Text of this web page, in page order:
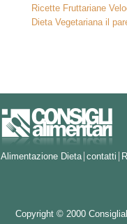
Ricette Fruttariane
Dieta Vegetariana il
Alimentazione Dieta contatti
Copyright © 2000